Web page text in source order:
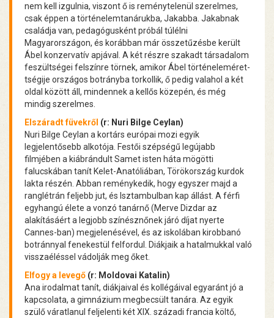
nem kell izgulnia, viszont ő is reménytelenül szerelmes,
csak éppen a történelemtaná­rukba, Jakabba. Jakabnak
családja van, pedagógusként próbál túlélni
Magyarországon, és korábban már összetűzésbe került
Ábel konzervatív apjával. A két részre szakadt társadalom
feszültségei felszínre törnek, amikor Ábel történeleméret­
tségije országos botrányba torkollik, ő pedig valahol a két
oldal között áll, mindennek a kellős közepén, és még
mindig szerelmes.
Elszáradt füvekről (r: Nuri Bilge Ceylan)
Nuri Bilge Ceylan a kortárs európai mozi egyik
legjelentősebb alkotója. Festői szépségű legújabb
filmjében a kiábrándult Samet isten háta mögötti
falucskában tanít Kelet-Anatóliában, Törökország kurdok
lakta részén. Abban reménykedik, hogy egyszer majd a
ranglétrán feljebb jut, és Isztambulban kap állást. A férfi
egyhangú élete a vonzó tanárnő (Merve Dizdar az
alakításáért a legjobb színésznőnek járó díjat nyerte
Cannes-ban) megjelenésével, és az iskolában kirobbanó
botránnyal fenekestül felfordul. Diákjaik a hatalmukkal való
visszaéléssel vádolják meg őket.
Elfogy a levegő (r: Moldovai Katalin)
Ana irodalmat tanít, diákjaival és kollégáival egyaránt jó a
kapcsolata, a gimnázium megbecsült tanára. Az egyik
szülő váratlanul feljelenti két XIX. századi francia költő,